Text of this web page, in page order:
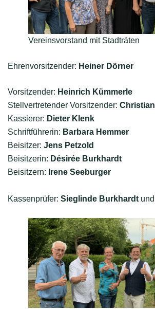
Vereinsvorstand mit Stadträten
Ehrenvorsitzender: Heiner Dörner
Vorsitzender: Heinrich Kümmerle
Stellvertretender Vorsitzender:
Kassierer: Dieter Klenk
Schriftführerin: Barbara Hemmer
Beisitzer: Jens Petzold
Beisitzerin: Désirée Burkhardt
Beisitzern: Irene Seeburger
Kassenprüfer: Sieglinde Burkhardt und